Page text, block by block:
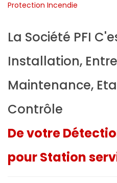
La Société PFI
Installation,
Maintenance,
Contrôle
De votre
pour Station